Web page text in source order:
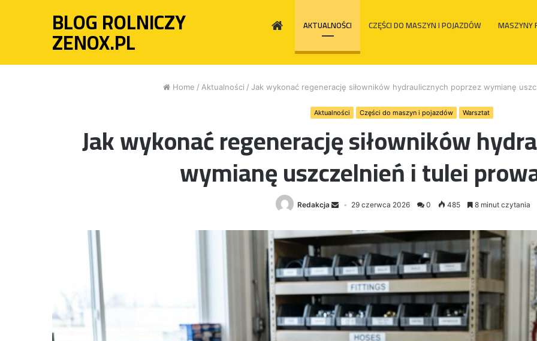
BLOG ROLNICZY
ZENOX.PL HOME AKTUALNOŚCI CZĘŚCI DO MASZYN I POJAZDÓW MASZYNY
Home / Aktualności / Jak wykonać regenerację siłowników hydraulicznych poprzez wymianę
Aktualności Części do maszyn i pojazdów Warsztat
Jak wykonać regenerację siłowników
wymianę uszczelnień i tulei
Redakcja 29 czerwca 2026 0 485 8 minut czytania